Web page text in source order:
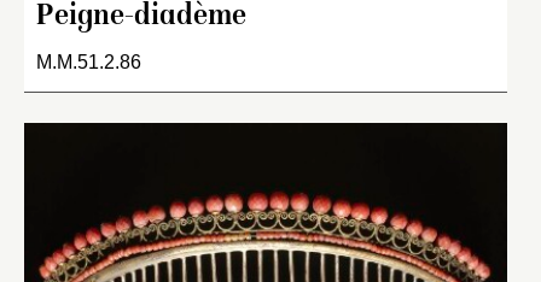
Peigne-diadème
M.M.51.2.86